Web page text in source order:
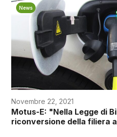
News
Novembre 22, 2021
Motus-E: "Nella Legge di
riconversione della filiera